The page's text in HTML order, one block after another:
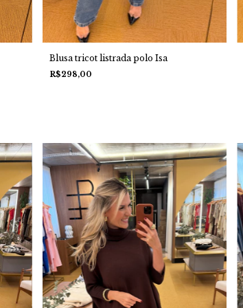
Blusa tricot listrada polo Isa
R$298,00